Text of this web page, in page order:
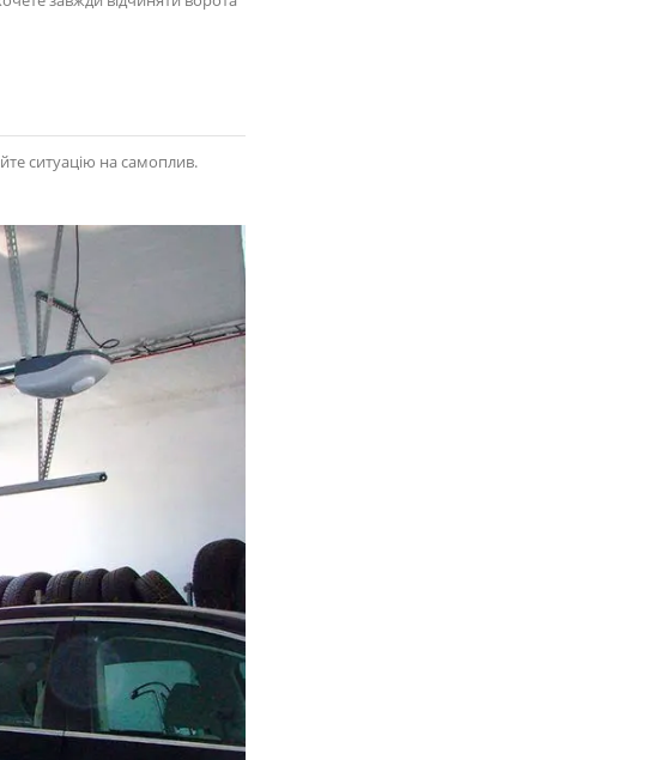
ситуацію на самоплив.